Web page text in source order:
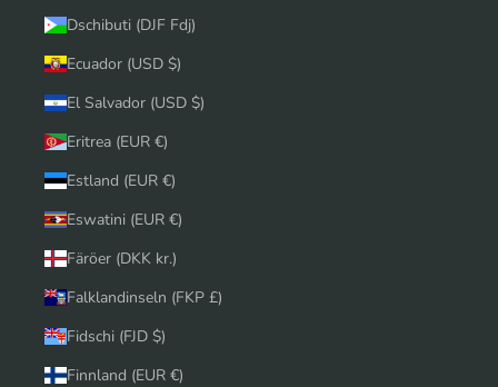
Dschibuti (DJF Fdj)
Ecuador (USD $)
El Salvador (USD $)
Eritrea (EUR €)
Estland (EUR €)
Eswatini (EUR €)
Färöer (DKK kr.)
Falklandinseln (FKP £)
Fidschi (FJD $)
Finnland (EUR €)